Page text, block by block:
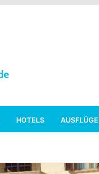
HOTELS AUSFLÜGE